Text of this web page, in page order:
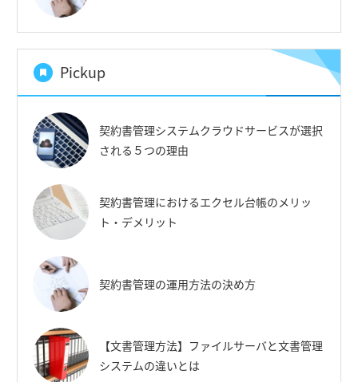
Pickup
契約書管理システムクラウドサービスが選択
される５つの理由
契約書管理におけるエクセル台帳のメリッ
ト・デメリット
契約書管理の運用方法の決め方
【文書管理方法】ファイルサーバと文書管理
システムの違いとは